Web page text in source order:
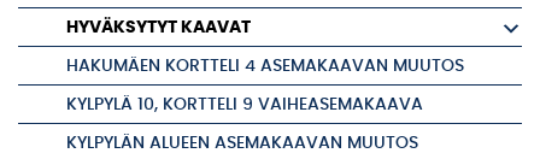
HYVÄKSYTYT KAAVAT
HAKUMÄEN KORTTELI 4 ASEMAKAAVAN MUUTOS
KYLPYLÄ 10, KORTTELI 9 VAIHEASEMAKAAVA
KYLPYLÄN ALUEEN ASEMAKAAVAN MUUTOS